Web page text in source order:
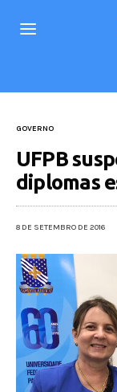
GOVERNO
UFPB
diplomas
8 DE SETEMBRO DE 2016